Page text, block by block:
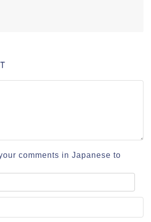
comments in Japanese to